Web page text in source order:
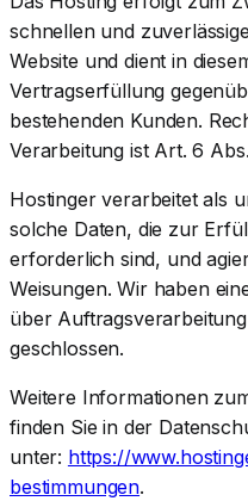
schnellen und
Website und dient in
Vertragserfüllung
bestehenden Kunden.
Verarbeitung ist Art. 6
Hostinger verarbeitet als
solche Daten, die zur
erforderlich sind, und
Weisungen. Wir haben
über
geschlossen.
Weitere Informationen
finden Sie in der
unter: https://
bestimmungen.